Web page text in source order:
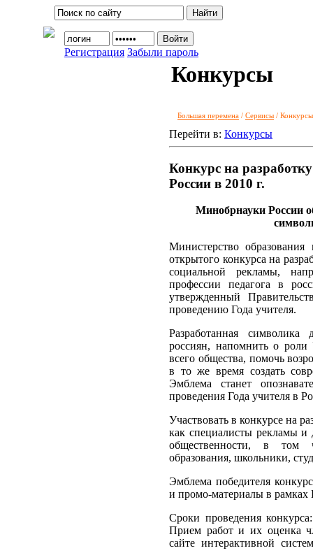
Регистрация Забыли пароль
Конкурсы
Большая перемена / Сервисы / Конкурсы
Перейти в: Конкурсы
Конкурс на
России в 2010 г.
Минобрнауки России
Министерство
открытого конкурса на
социальной рекламы,
профессии педагога в
утвержденный
проведению Года учителя.
Разработанная
россиян, напомнить о
всего общества, помочь
в то же время создать
Эмблема станет
проведения Года учителя в
Участвовать в конкурсе на
как специалисты рекламы и
общественности, в том
образования, школьники,
Эмблема победителя
и промо-материалы в рамках
Сроки проведения
Прием работ и их оценка
сайте интерактивной